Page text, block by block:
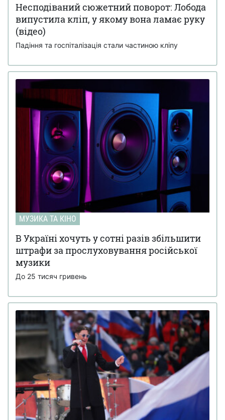
Несподіваний сюжетний поворот: Лобода
випустила кліп, у якому вона ламає руку
(відео)
Падіння та госпіталізація стали частиною кліпу
МУЗИКА ТА КІНО
В Україні хочуть у сотні разів збільшити
штрафи за прослуховування російської
музики
До 25 тисяч гривень